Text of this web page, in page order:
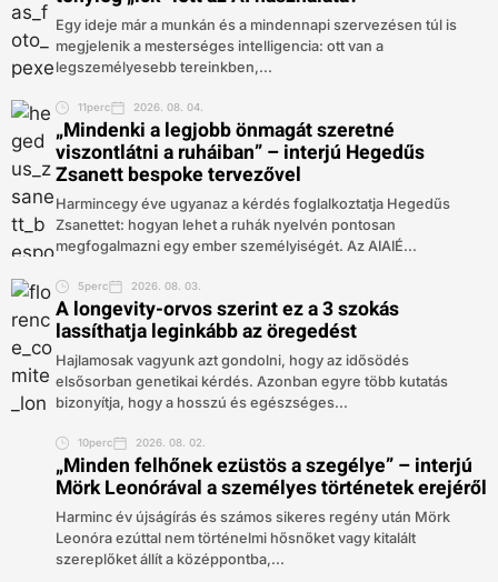
Egy ideje már a munkán és a mindennapi szervezésen túl is
megjelenik a mesterséges intelligencia: ott van a
legszemélyesebb tereinkben,...
11perc 2026. 08. 04.
„Mindenki a legjobb önmagát szeretné
viszontlátni a ruháiban” – interjú Hegedűs
Zsanett bespoke tervezővel
Harmincegy éve ugyanaz a kérdés foglalkoztatja Hegedűs
Zsanettet: hogyan lehet a ruhák nyelvén pontosan
megfogalmazni egy ember személyiségét. Az AIAIÉ...
5perc 2026. 08. 03.
A longevity-orvos szerint ez a 3 szokás
lassíthatja leginkább az öregedést
Hajlamosak vagyunk azt gondolni, hogy az idősödés
elsősorban genetikai kérdés. Azonban egyre több kutatás
bizonyítja, hogy a hosszú és egészséges...
10perc 2026. 08. 02.
„Minden felhőnek ezüstös a szegélye” – interjú
Mörk Leonórával a személyes történetek erejéről
Harminc év újságírás és számos sikeres regény után Mörk
Leonóra ezúttal nem történelmi hősnőket vagy kitalált
szereplőket állít a középpontba,...